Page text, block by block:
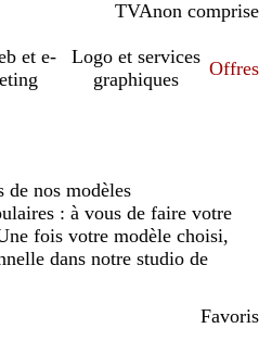
TVAcomprise
non comprise
et e-
Logo et services
graphiques
Offres
de nos modèles
: à vous de faire votre
fois votre modèle choisi,
dans notre studio de
Favoris